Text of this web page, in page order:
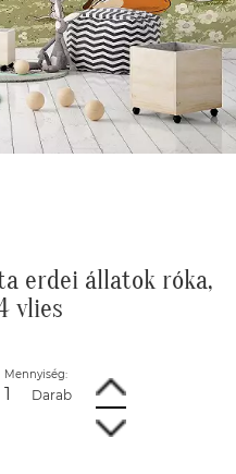
erdei állatok róka,
vlies
Mennyiség:
Darab